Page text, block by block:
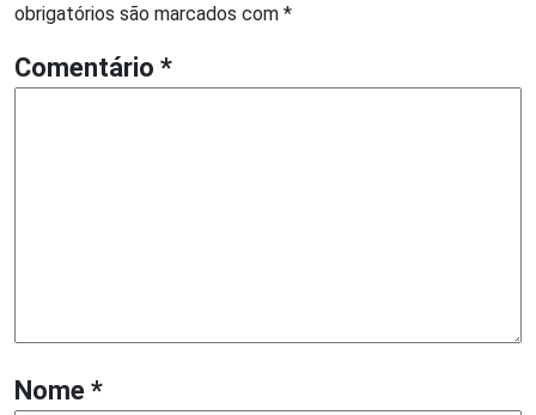
obrigatórios são marcados com *
Comentário *
Nome *